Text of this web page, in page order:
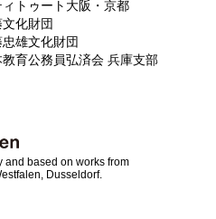
トゥート大阪・京都
化財団
雄文化財団
育公務員弘済会 兵庫支部
and based on works from
Dusseldorf.